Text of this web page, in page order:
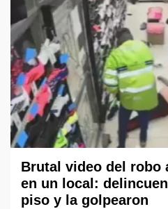
Brutal video del robo
en un local:
piso y la golpearon